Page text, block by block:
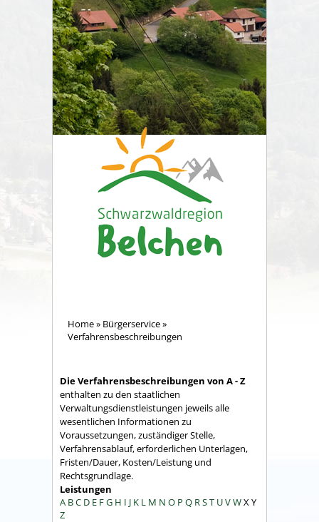
Home» Bürgerservice»
Verfahrensbeschreibungen
Die Verfahrensbeschreibungen von A - Z
enthalten zu den staatlichen
Verwaltungsdienstleistungen jeweils alle
wesentlichen Informationen zu
Voraussetzungen, zuständiger Stelle,
Verfahrensablauf, erforderlichen Unterlagen,
Fristen/Dauer, Kosten/Leistung und
Rechtsgrundlage.
Leistungen
A BC D E FG H I J K L M N O P Q RST UVWX Y
Z